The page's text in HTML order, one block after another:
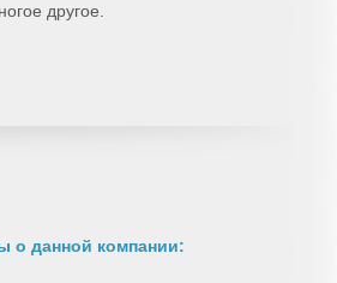
другое.
о данной компании: